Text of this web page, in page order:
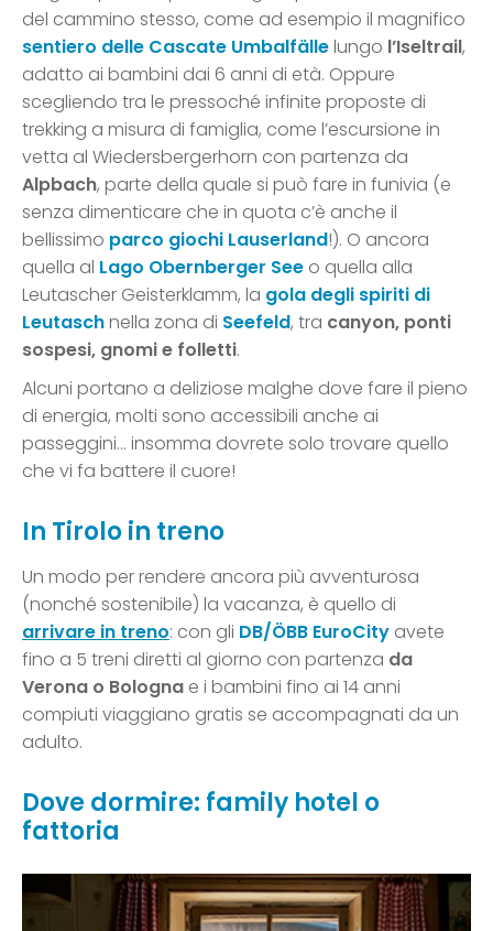
del cammino stesso, come ad esempio il magnifico
sentiero delle Cascate Umbalfällelungo l’Iseltrail,
adatto ai bambini dai 6 anni di età. Oppure
scegliendo tra le pressoché infinite proposte di
trekking a misura di famiglia, come l’escursione in
vetta al Wiedersbergerhorn con partenza da
Alpbach, parte della quale si può fare in funivia (e
senza dimenticare che in quota c’è anche il
bellissimo parco giochi Lauserland!). O ancora
quella al Lago Obernberger See o quella alla
Leutascher Geisterklamm, la gola degli spiriti di
Leutaschnella zona di Seefeld, tra canyon, ponti
sospesi, gnomi e folletti.
Alcuni portano a deliziose malghe dove fare il pieno
di energia, molti sono accessibili anche ai
passeggini… insomma dovrete solo trovare quello
che vi fa battere il cuore!
In Tirolo in treno
Un modo per rendere ancora più avventurosa
(nonché sostenibile) la vacanza, è quello di
arrivare in treno: con gli DB/ÖBB EuroCity avete
fino a 5 treni diretti al giorno con partenza da
Verona o Bologna e i bambini fino ai 14 anni
compiuti viaggiano gratis se accompagnati da un
adulto.
Dove dormire: family hotel o
fattoria